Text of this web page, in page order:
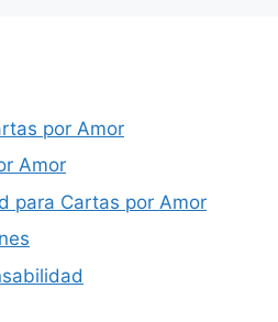
por Amor
Amor
para Cartas por Amor